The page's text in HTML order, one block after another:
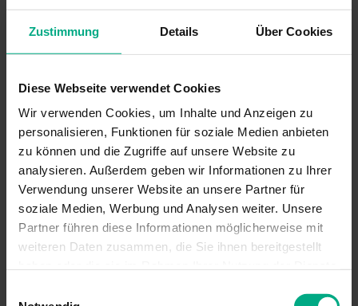
Zustimmung Details Über Cookies
Diese Webseite verwendet Cookies
Wir verwenden Cookies, um Inhalte und Anzeigen zu
personalisieren, Funktionen für soziale Medien anbieten
zu können und die Zugriffe auf unsere Website zu
analysieren. Außerdem geben wir Informationen zu Ihrer
Verwendung unserer Website an unsere Partner für
soziale Medien, Werbung und Analysen weiter. Unsere
Partner führen diese Informationen möglicherweise mit
weiteren Daten zusammen, die Sie ihnen bereitgestellt
Excellence Award 2012
Teamleitung von Ulf
Seefeldt
1997 Teamleiter Daimler bei AZ Ausrüstung und
Zubehör GmbH & Co. KG in Hattingen
1995 Produktentwickler bei M.TEC GmbH
Studium Maschinenbau, Universität GH Essen
Ausbildung zum Maschinenschlosser bei Krupp
Stahl AG
VORTRÄGE, WEBINARE,
FACHBEITRÄGE